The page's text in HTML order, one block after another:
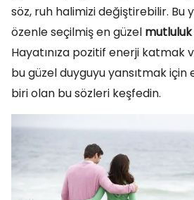
söz, ruh halimizi değiştirebilir. Bu
özenle seçilmiş en güzel
Hayatınıza pozitif enerji katmak
bu güzel duyguyu yansıtmak
biri olan bu sözleri keşfedin.